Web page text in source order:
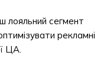
лояльний сегмент
рекламні
ЦА.